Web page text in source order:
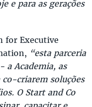
e para as gerações
for Executive
“esta parceria
a Academia, as
co-criarem soluções
O Start and Co